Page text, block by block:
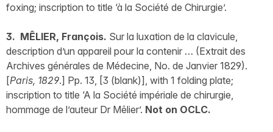
foxing; inscription to title ‘à la Société de Chirurgie’.
3. MÊLIER, François. Sur la luxation de la clavicule,
description d’un appareil pour la contenir … (Extrait des
Archives générales de Médecine, No. de Janvier 1829).
[Paris, 1829.] Pp. 13, [3 (blank)], with 1 folding plate;
inscription to title ‘A la Société impériale de chirurgie,
hommage de l’auteur Dr Mêlier’. Not on OCLC.